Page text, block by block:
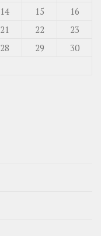
14 15
16
21 22
23
28 29
30